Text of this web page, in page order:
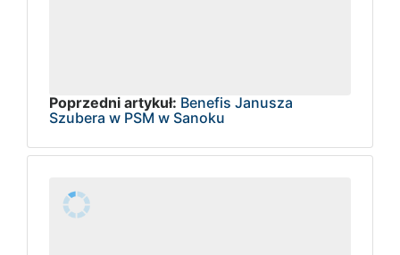
Poprzedni artykuł: Benefis Janusza
Szubera w PSM w Sanoku